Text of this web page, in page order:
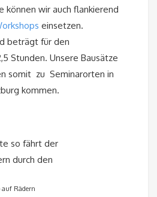
können wir auch flankierend
einsetzen.
beträgt für den
Stunden. Unsere Bausätze
somit zu Seminarorten in
kommen.
auf Rädern